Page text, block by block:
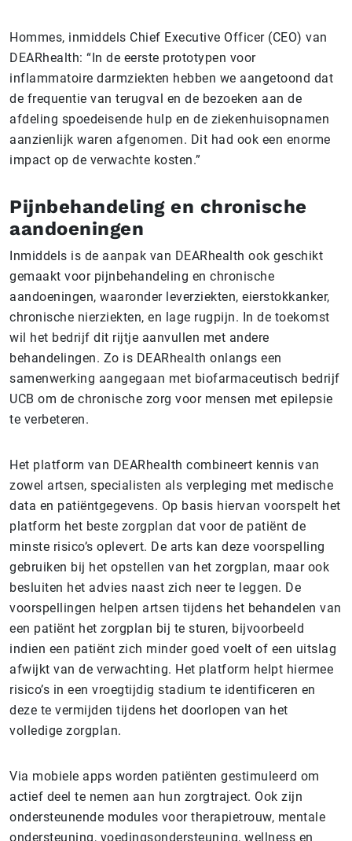
Hommes, inmiddels Chief Executive Officer (CEO) van
DEARhealth: “In de eerste prototypen voor
inflammatoire darmziekten hebben we aangetoond dat
de frequentie van terugval en de bezoeken aan de
afdeling spoedeisende hulp en de ziekenhuisopnamen
aanzienlijk waren afgenomen. Dit had ook een enorme
impact op de verwachte kosten.”
Pijnbehandeling en chronische
aandoeningen
Inmiddels is de aanpak van DEARhealth ook geschikt
gemaakt voor pijnbehandeling en chronische
aandoeningen, waaronder leverziekten, eierstokkanker,
chronische nierziekten, en lage rugpijn. In de toekomst
wil het bedrijf dit rijtje aanvullen met andere
behandelingen. Zo is DEARhealth onlangs een
samenwerking aangegaan met biofarmaceutisch bedrijf
UCB om de chronische zorg voor mensen met epilepsie
te verbeteren.
Het platform van DEARhealth combineert kennis van
zowel artsen, specialisten als verpleging met medische
data en patiëntgegevens. Op basis hiervan voorspelt het
platform het beste zorgplan dat voor de patiënt de
minste risico’s oplevert. De arts kan deze voorspelling
gebruiken bij het opstellen van het zorgplan, maar ook
besluiten het advies naast zich neer te leggen. De
voorspellingen helpen artsen tijdens het behandelen van
een patiënt het zorgplan bij te sturen, bijvoorbeeld
indien een patiënt zich minder goed voelt of een uitslag
afwijkt van de verwachting. Het platform helpt hiermee
risico’s in een vroegtijdig stadium te identificeren en
deze te vermijden tijdens het doorlopen van het
volledige zorgplan.
Via mobiele apps worden patiënten gestimuleerd om
actief deel te nemen aan hun zorgtraject. Ook zijn
ondersteunende modules voor therapietrouw, mentale
ondersteuning, voedingsondersteuning, wellness en